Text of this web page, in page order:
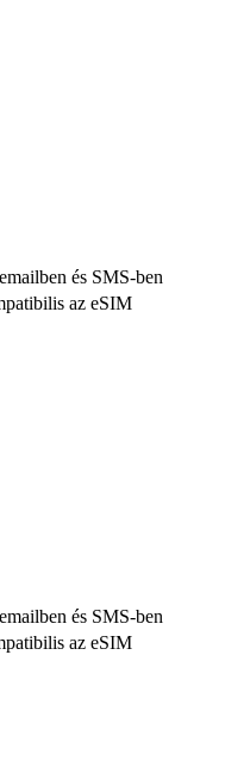
és SMS-ben
az eSIM
és SMS-ben
az eSIM